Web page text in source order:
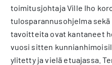
toimitusjohtaja Ville Iho
tulosparannusohjelma
tavoitteita ovat kantaneet
vuosi sitten
ylitetty ja vielä etuajassa.